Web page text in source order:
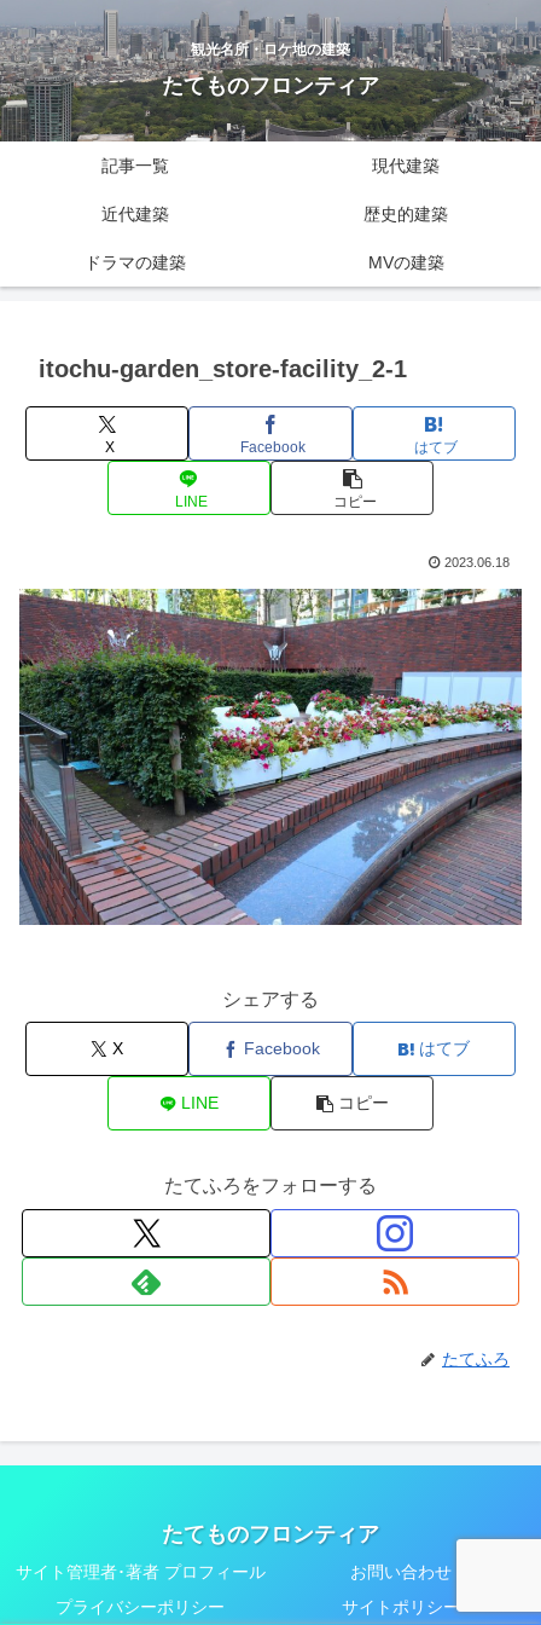
観光名所・ロケ地の建築
たてものフロンティア
記事一覧 現代建築
近代建築 歴史的建築
ドラマの建築 MVの建築
itochu-garden_store-facility_2-1
X Facebook はてブ
LINE コピー
2023.06.18
シェアする
X Facebook はてブ
LINE コピー
たてふろをフォローする
たてふろ
たてものフロンティア
サイト管理者･著者 プロフィール
お問い合わせ
プライバシーポリシー
サイトポリシー